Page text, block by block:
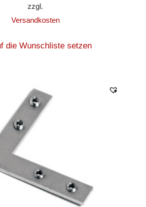
zzgl.
Versandkosten
die Wunschliste setzen